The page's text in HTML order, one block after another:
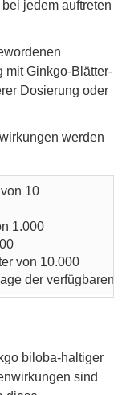
jedem auftreten
mit Ginkgo-Blätter-
Dosierung oder
werden
10
1.000
von 10.000
der verfügbaren
biloba-haltiger
sind